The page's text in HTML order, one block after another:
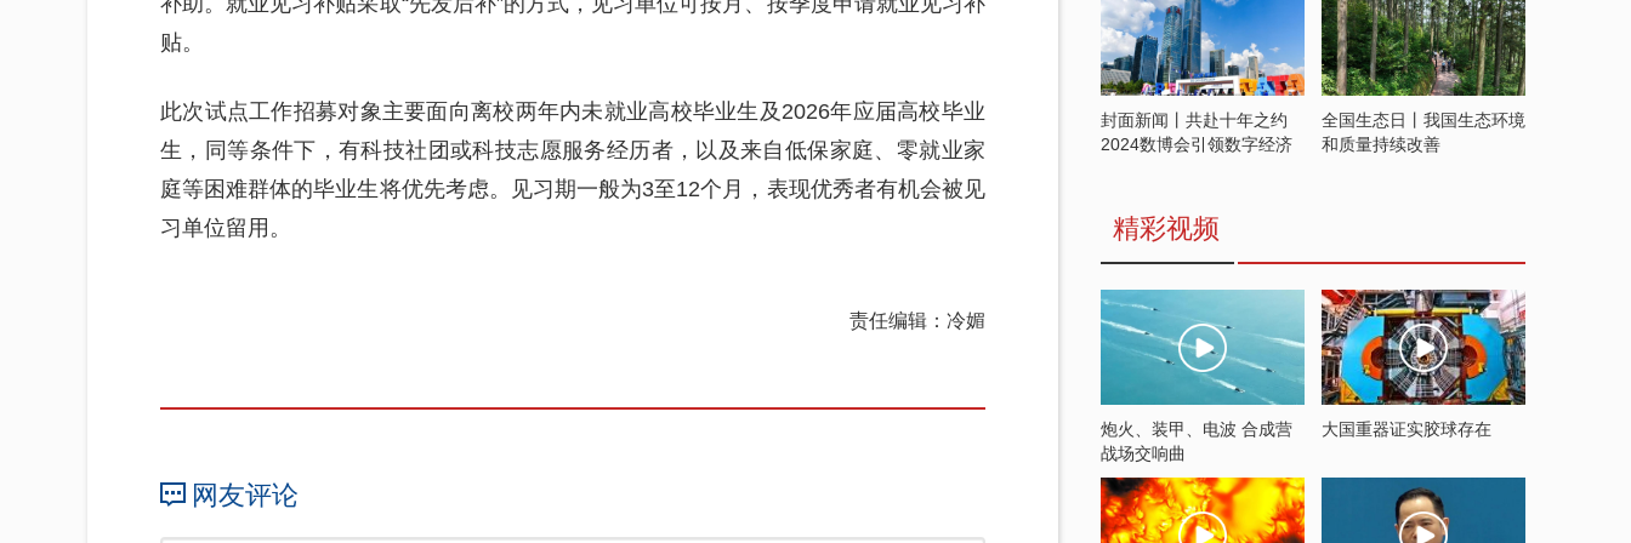
贴。
此次试点工作招募对象主要面向离校两年内未就业高校毕业生及2026年应届高校毕业
生，同等条件下，有科技社团或科技志愿服务经历者，以及来自低保家庭、零就业家
庭等困难群体的毕业生将优先考虑。见习期一般为3至12个月，表现优秀者有机会被见
习单位留用。
责任编辑：冷媚
网友评论
封面新闻丨共赴十年之约
2024数博会引领数字经济
全国生态日丨我国生态环境
和质量持续改善
精彩视频
炮火、装甲、电波 合成营
战场交响曲
大国重器证实胶球存在